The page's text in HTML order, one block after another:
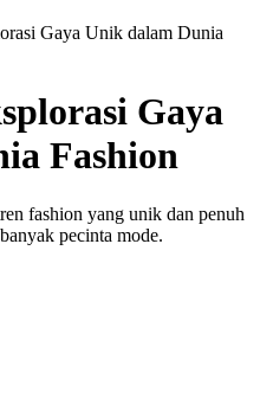
Gaya Unik dalam Dunia
Gaya
Fashion
fashion yang unik dan penuh
pecinta mode.